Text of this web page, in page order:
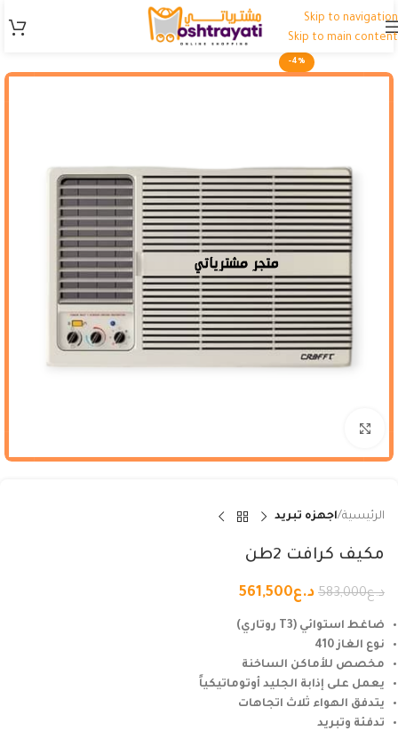
Skip to navigation
Skip to main content
-4%
الرئيسية اجهزه تبريد
مكيف كرافت 2طن
د.ع583,000 د.ع561,500
ضاغط استوائي (T3 روتاري)
نوع الغاز 410
مخصص للأماكن الساخنة
يعمل على إذابة الجليد أوتوماتيكياً
يتدفق الهواء ثلاث اتجاهات
تدفئة وتبريد